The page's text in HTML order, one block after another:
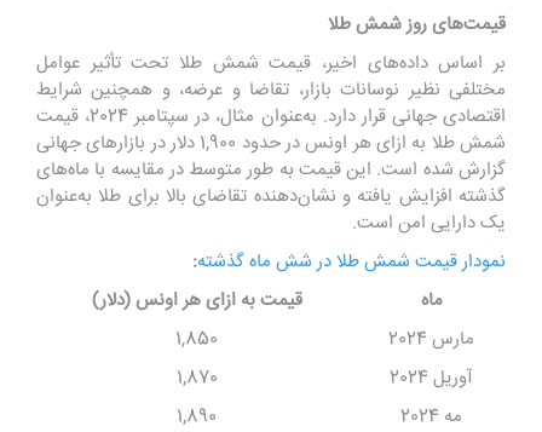
قیمت‌های روز شمش طلا
بر اساس داده‌های اخیر، قیمت شمش طلا تحت تأثیر عوامل
مختلفی نظیر نوسانات بازار، تقاضا و عرضه، و همچنین شرایط
اقتصادی جهانی قرار دارد. به‌عنوان مثال، در سپتامبر 2024،
قیمت
شمش طلا
به ازای هر اونس در حدود 1,900 دلار در بازارهای جهانی
گزارش شده است. این قیمت به طور متوسط در مقایسه با ماه‌های
گذشته افزایش یافته و نشان‌دهنده تقاضای بالا برای طلا به‌عنوان
یک دارایی امن است.
نمودار قیمت شمش طلا در شش ماه گذشته:
ماه
قیمت به ازای هر اونس (دلار)
مارس 2024
1,850
آوریل 2024
1,870
مه 2024
1,890